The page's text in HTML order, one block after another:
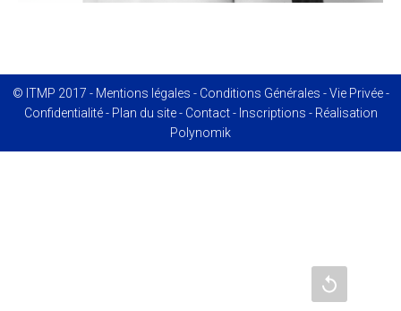
© ITMP 2017 - Mentions légales - Conditions Générales -Vie Privée-
Confidentialité- Plan du site- Contact- Inscriptions - Réalisation
Polynomik
Recharger